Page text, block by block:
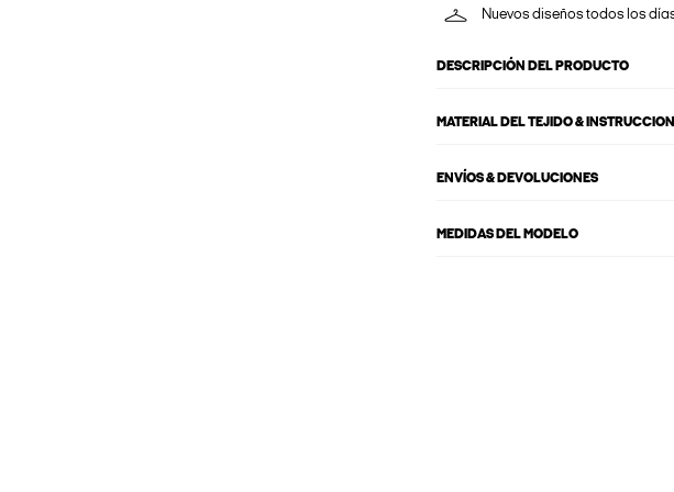
Nuevos diseños todos los
DESCRIPCIÓN DEL PRODUCTO
MATERIAL DEL TEJIDO &
ENVÍOS & DEVOLUCIONES
MEDIDAS DEL MODELO